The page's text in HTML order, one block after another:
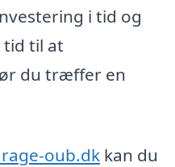
i tid og
tid til at
du træffer en
oub.dk kan du